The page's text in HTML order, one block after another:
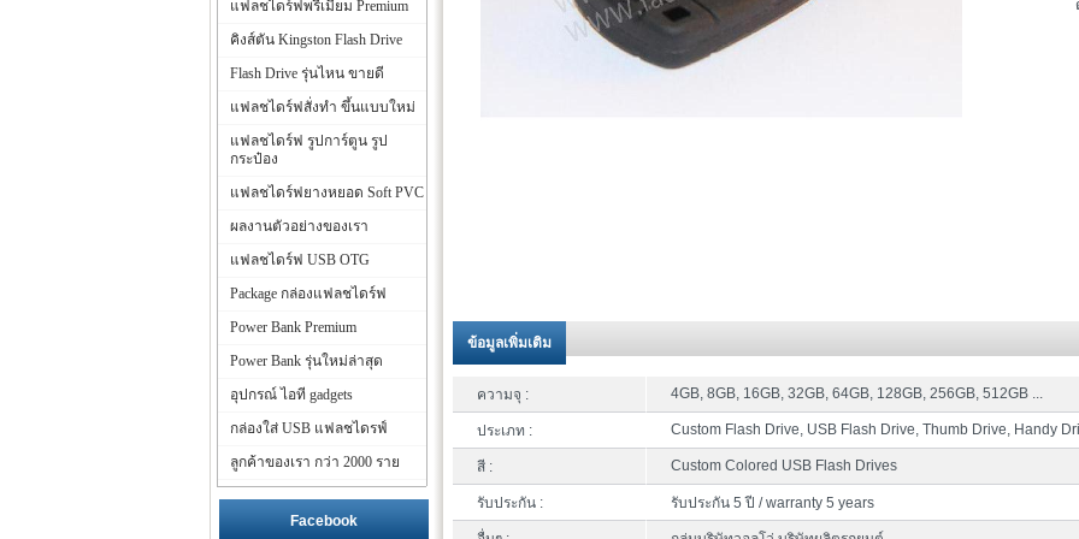
ข้อมูลเพิ่มเติม
ความจุ : 4GB, 8GB, 16GB, 32GB, 64GB, 128GB, 256GB, 512GB ...
ประเภท : Custom Flash Drive, USB Flash Drive, Thumb Drive, Handy
สี : Custom Colored USB Flash Drives
รับประกัน : รับประกัน 5 ปี / warranty 5 years
แฟลชไดร์ฟพรีเมี่ยม Premium
คิงส์ตัน Kingston Flash Drive
Flash Drive รุ่นไหน ขายดี
แฟลชไดร์ฟสั่งทำ ขึ้นแบบใหม่
แฟลชไดร์ฟ รูปการ์ตูน รูป
กระป๋อง
แฟลชไดร์ฟยางหยอด Soft PVC
ผลงานตัวอย่างของเรา
แฟลชไดร์ฟ USB OTG
Package กล่องแฟลชไดร์ฟ
Power Bank Premium
Power Bank รุ่นใหม่ล่าสุด
อุปกรณ์ ไอที gadgets
กล่องใส่ USB แฟลชไดรฟ์
ลูกค้าของเรา กว่า 2000 ราย
Facebook